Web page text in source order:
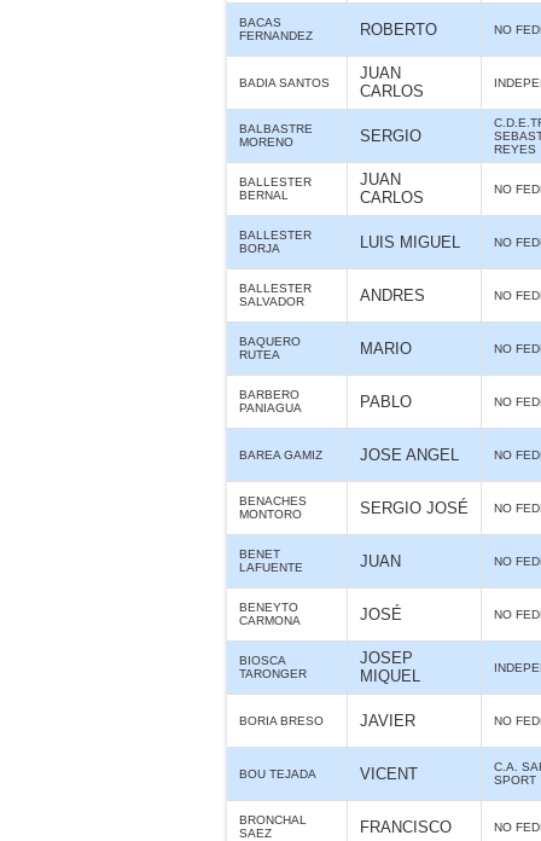
BACAS
FERNANDEZ
ROBERTO NO
BADIA SANTOS
JUAN
CARLOS
BALBASTRE
MORENO
SERGIO
REYES
BALLESTER
BERNAL
JUAN
CARLOS
NO
BALLESTER
BORJA
LUIS MIGUEL NO
BALLESTER
SALVADOR
ANDRES NO
BAQUERO
RUTEA
MARIO NO
BARBERO
PANIAGUA
PABLO NO
BAREA GAMIZ JOSE ANGEL NO
BENACHES
MONTORO
SERGIO JOSÉ NO
BENET
LAFUENTE
JUAN NO
BENEYTO
CARMONA
JOSÉ NO
BIOSCA
TARONGER
JOSEP
MIQUEL
BORIA BRESO JAVIER NO
BOU TEJADA VICENT
C.A.
SPORT
BRONCHAL
SAEZ
FRANCISCO NO